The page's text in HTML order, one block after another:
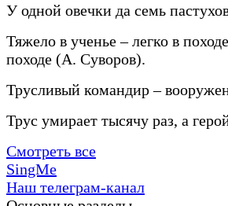
У одной овечки да семь
Тяжело в ученье – легко в
походе (А. Суворов).
Трусливый командир –
Трус умирает тысячу раз, а
Смотреть все
SingMe
Наш телеграм-канал